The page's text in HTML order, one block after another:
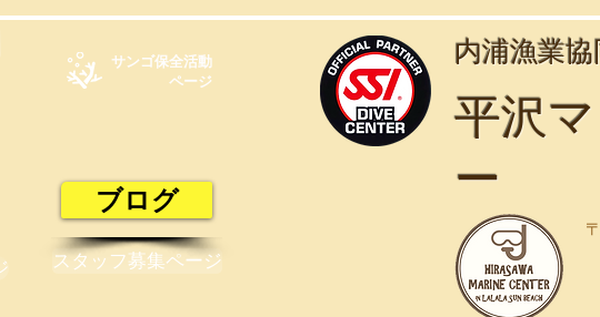
サンゴ保全活動​
ページ
ブログ
スタッフ募集ページ
内浦漁業
平沢
ー